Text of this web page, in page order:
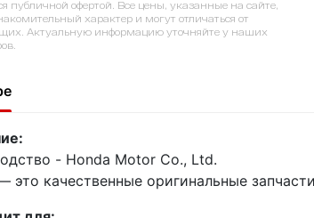
публичной офертой. Все цены, указанные на сайте,
характер и могут отличаться от
Актуальную информацию уточняйте у наших
- Honda Motor Co., Ltd.
это качественные оригинальные